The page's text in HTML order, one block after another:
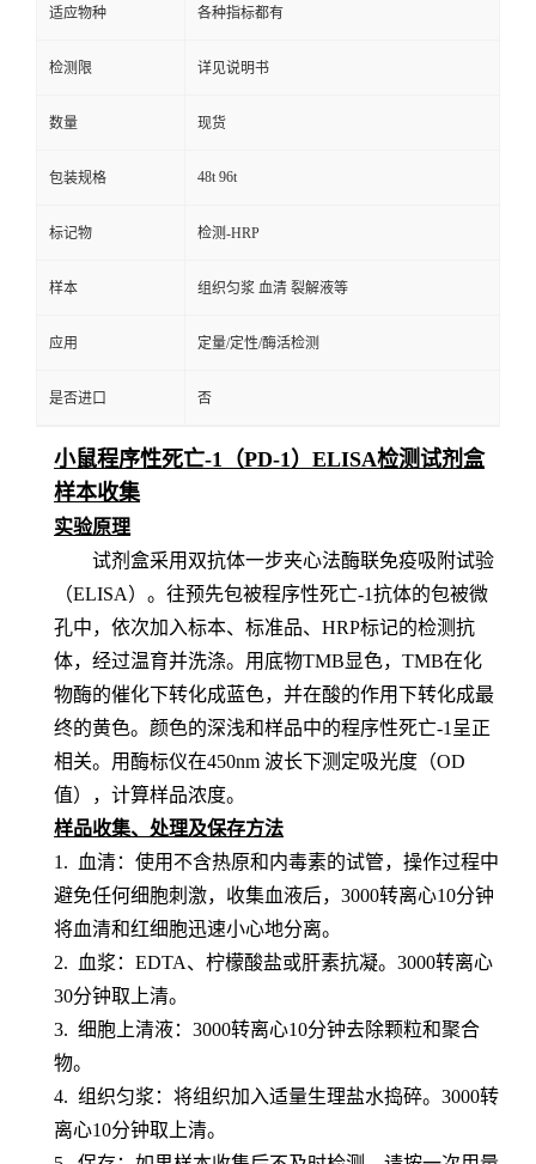
适应物种 各种指标都有
检测限 详见说明书
数量 现货
包装规格 48t 96t
标记物 检测-HRP
样本 组织匀浆 血清 裂解液等
应用 定量/定性/酶活检测
是否进口 否
小鼠程序性死亡-1（PD-1）ELISA检测试剂盒
样本收集
实验原理
试剂盒采用双抗体一步夹心法酶联免疫吸附试验
（ELISA）。 往预先包被程序性死亡-1抗体的包被微
孔中，依次加入标本、标准品、 HRP标记的检测抗
体，经过温育并洗涤。用底物TMB显色，TMB在化
物酶的催化下转化成蓝色，并在酸的作用下转化成最
终的黄色。颜色的深浅和样品中的程序性死亡-1 呈正
相关。用酶标仪在450nm 波长下测定吸光度（OD
值），计算样品浓度。
样品收集、处理及保存方法
1. 血清：使用不含热原和内毒素的试管，操作过程中
避免任何细胞刺激，收集血液后，3000转离心10分钟
将血清和红细胞迅速小心地分离。
2. 血浆：EDTA、柠檬酸盐或肝素抗凝。3000转离心
30分钟取上清。
3. 细胞上清液：3000转离心10分钟去除颗粒和聚合
物。
4. 组织匀浆：将组织加入适量生理盐水捣碎。3000转
离心10分钟取上清。